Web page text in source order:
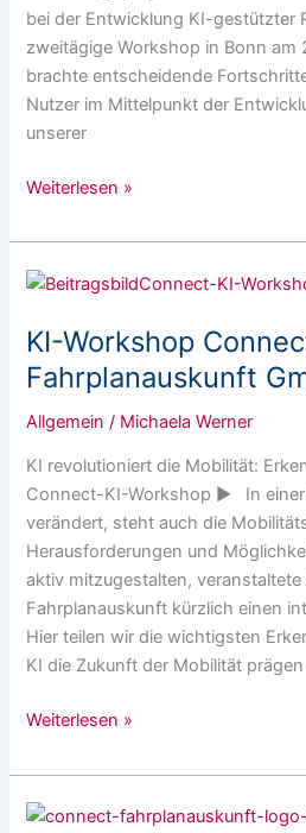
bei der Entwicklung KI-gestützter
zweitägige Workshop in Bonn am
brachte entscheidende
Nutzer im Mittelpunkt der
unserer
Weiterlesen »
KI-Workshop
Fahrplanauskunft
Allgemein / Michaela Werner
KI revolutioniert die Mobilität:
Connect-KI-Workshop ▶ In einer
verändert, steht auch die
Herausforderungen und
aktiv mitzugestalten,
Fahrplanauskunft kürzlich einen
Hier teilen wir die wichtigsten
KI die Zukunft der Mobilität
KI-
Connect-
Fahrplanauskunft
GmbH
Weiterlesen »
Projekt